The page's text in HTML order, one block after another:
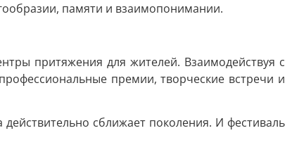
памяти и взаимопонимании.
притяжения для жителей. Взаимодействуя с
премии, творческие встречи и
сближает поколения. И фестиваль